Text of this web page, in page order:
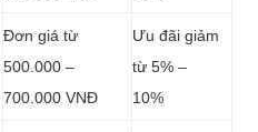
Đơn giá từ
500.000 –
700.000 VNĐ
Ưu đãi giảm
từ 5% –
10%